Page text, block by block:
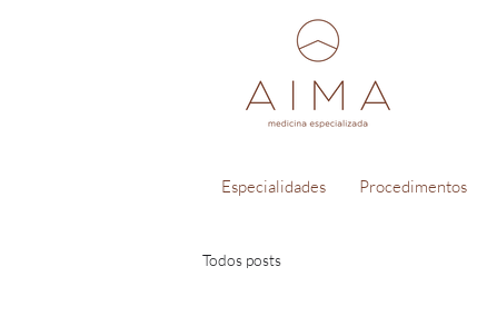
Especialidades Procedimentos
Todos posts